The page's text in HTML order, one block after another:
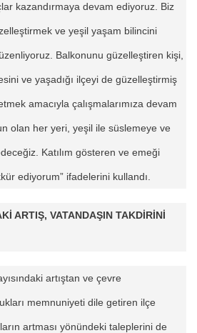
kazandırmaya devam ediyoruz. Biz
ve yeşil yaşam bilincini
Balkonunu güzelleştiren kişi,
ve yaşadığı ilçeyi de güzelleştirmiş
amacıyla çalışmalarımıza devam
olan her yeri, yeşil ile süslemeye ve
Katılım gösteren ve emeği
ediyorum” ifadelerini kullandı.
ARTIŞ, VATANDAŞIN TAKDİRİNİ
artıştan ve çevre
memnuniyeti dile getiren ilçe
artması yönündeki taleplerini de